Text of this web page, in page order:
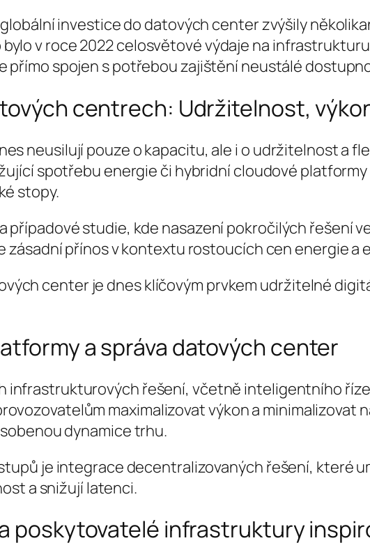
investice do datových center zvýšily
bylo v roce 2022 celosvětové výdaje na
přímo spojen s potřebou zajištění neustálé
centrech: Udržitelnost,
neusilují pouze o kapacitu, ale i o udržitelnost a
spotřebu energie či hybridní cloudové
stopy.
případové studie, kde nasazení pokročilých řešení
zásadní přínos v kontextu rostoucích cen energie a
center je dnes klíčovým prvkem udržitelné
a správa datových center
infrastrukturových řešení, včetně inteligentního
maximalizovat výkon a minimalizovat
dynamice trhu.
je integrace decentralizovaných řešení, které
a snižují latenci.
poskytovatelé infrastruktury